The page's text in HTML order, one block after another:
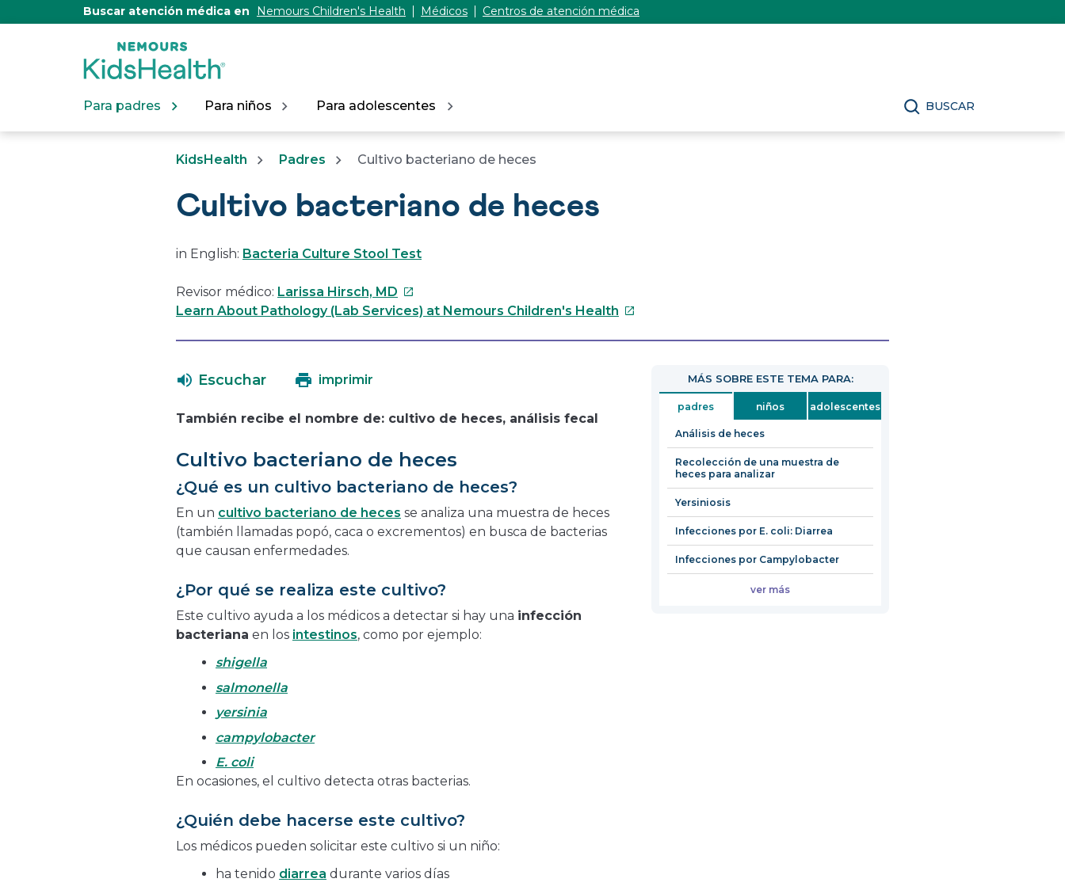
Buscar atención médica en Nemours Children's Health Médicos Centros de atención médica
Para padres Para niños Para adolescentes BUSCAR
KidsHealth Padres Cultivo bacteriano de heces
Cultivo bacteriano de heces
in English: Bacteria Culture Stool Test
Revisor médico: Larissa Hirsch, MD Este
enlace
ventana
Learn About Pathology (Lab Services) at Nemours Children's Health Este
Escuchar imprimir
También recibe el nombre de: cultivo de heces, análisis fecal
Cultivo bacteriano de heces
¿Qué es un cultivo bacteriano de heces?
En un cultivo bacteriano de heces se analiza una muestra de heces
(también llamadas popó, caca o excrementos) en busca de bacterias
que causan enfermedades.
¿Por qué se realiza este cultivo?
Este cultivo ayuda a los médicos a detectar si hay una infección
bacteriana en los intestinos, como por ejemplo:
shigella
salmonella
yersinia
campylobacter
E. coli
En ocasiones, el cultivo detecta otras bacterias.
¿Quién debe hacerse este cultivo?
Los médicos pueden solicitar este cultivo si un niño:
ha tenido diarrea durante varios días
MÁS SOBRE ESTE TEMA PARA:
padres niños adolescentes
Análisis de heces
Recolección de una muestra de
heces para analizar
Yersiniosis
Infecciones por E. coli: Diarrea
Infecciones por Campylobacter
ver más